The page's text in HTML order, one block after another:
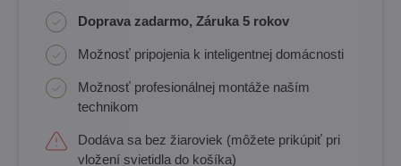
Doprava zadarmo, Záruka 5 rokov
Možnosť pripojenia k inteligentnej domácnosti
Možnosť profesionálnej montáže naším
technikom
Dodáva sa bez žiaroviek (môžete prikúpiť pri
vložení svietidla do košíka)